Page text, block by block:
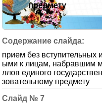
прием без вступительных
ыми к лицам, набравшим
ллов единого
зовательному предмету
7